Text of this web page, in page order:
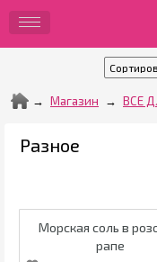
Магазин ВСЕ
Разное
Морская соль в
рапе